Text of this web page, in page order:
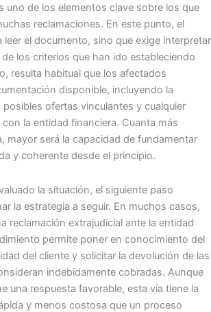
uno de los elementos clave sobre los que
reclamaciones. En este punto, el
leer el documento, sino que exige interpretar
los criterios que han ido estableciendo
resulta habitual que los afectados
disponible, incluyendo la
ofertas vinculantes y cualquier
la entidad financiera. Cuanta más
mayor será la capacidad de fundamentar
y coherente desde el principio.
la situación, el siguiente paso
la estrategia a seguir. En muchos casos,
reclamación extrajudicial ante la entidad
permite poner en conocimiento del
del cliente y solicitar la devolución de las
indebidamente cobradas. Aunque
una respuesta favorable, esta vía tiene la
y menos costosa que un proceso